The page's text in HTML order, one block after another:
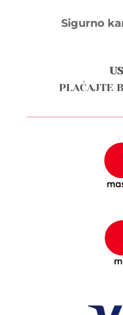
Sigurno
PLAĆAJTE